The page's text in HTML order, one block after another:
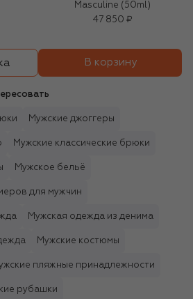
Masculine (50ml)
47 850 ₽
В корзину
Мужские джоггеры
Мужские классические брюки
Мужское бельё
для мужчин
Мужская одежда из денима
Мужские костюмы
пляжные принадлежности
рубашки